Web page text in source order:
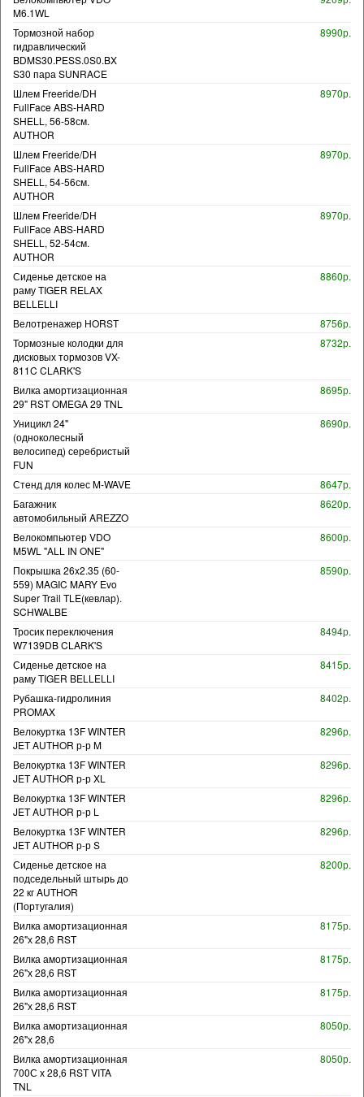
M6.1WL
Тормозной набор
гидравлический
BDMS30.PESS.0S0.BX
S30 пара SUNRACE
8990р.
Шлем Freeride/DH
FullFace ABS-HARD
SHELL, 56-58см.
AUTHOR
8970р.
Шлем Freeride/DH
FullFace ABS-HARD
SHELL, 54-56см.
AUTHOR
8970р.
Шлем Freeride/DH
FullFace ABS-HARD
SHELL, 52-54см.
AUTHOR
8970р.
Сиденье детское на
раму TIGER RELAX
BELLELLI
8860р.
Велотренажер HORST
8756р.
Тормозные колодки для
дисковых тормозов VX-
811C CLARK'S
8732р.
Вилка амортизационная
29" RST OMEGA 29 TNL
8695р.
Уницикл 24"
(одноколесный
велосипед) серебристый
FUN
8690р.
Стенд для колес M-WAVE
8647р.
Багажник
автомобильный AREZZO
8620р.
Велокомпьютер VDO
M5WL "ALL IN ONE"
8600р.
Покрышка 26x2.35 (60-
559) MAGIC MARY Evo
Super Trail TLE(кевлар).
SCHWALBE
8590р.
Тросик переключения
W7139DB CLARK'S
8494р.
Сиденье детское на
раму TIGER BELLELLI
8415р.
Рубашка-гидролиния
PROMAX
8402р.
Велокуртка 13F WINTER
JET AUTHOR р-р M
8296р.
Велокуртка 13F WINTER
JET AUTHOR р-р XL
8296р.
Велокуртка 13F WINTER
JET AUTHOR р-р L
8296р.
Велокуртка 13F WINTER
JET AUTHOR р-р S
8296р.
Сиденье детское на
подседельный штырь до
22 кг AUTHOR
(Португалия)
8200р.
Вилка амортизационная
26"х 28,6 RST
8175р.
Вилка амортизационная
26"х 28,6 RST
8175р.
Вилка амортизационная
26"х 28,6 RST
8175р.
Вилка амортизационная
26"х 28,6
8050р.
Вилка амортизационная
700С х 28,6 RST VITA
TNL
8050р.